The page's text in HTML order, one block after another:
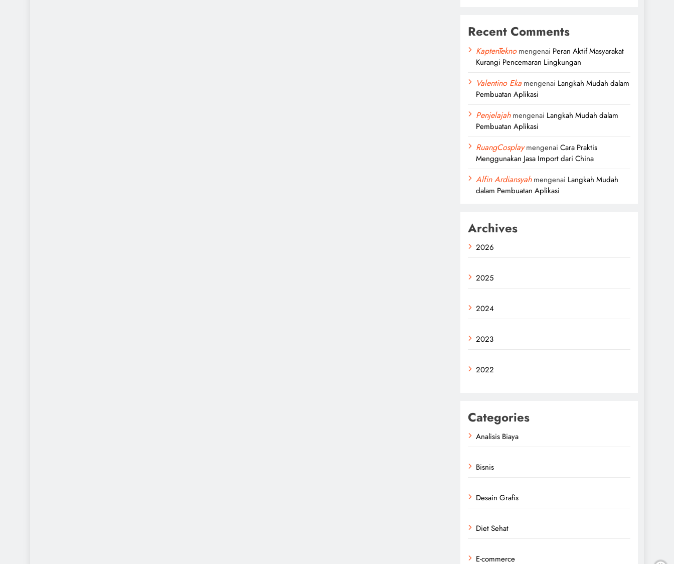
Recent Comments
KaptenTeknomengenai Peran Aktif Masyarakat
Kurangi Pencemaran Lingkungan
Valentino Eka mengenai Langkah Mudah dalam
Pembuatan Aplikasi
Penjelajahmengenai Langkah Mudah dalam
Pembuatan Aplikasi
RuangCosplaymengenai Cara Praktis
Menggunakan Jasa Import dari China
Alfin Ardiansyahmengenai Langkah Mudah
dalam Pembuatan Aplikasi
Archives
2026
2025
2024
2023
2022
Categories
Analisis Biaya
Bisnis
Desain Grafis
Diet Sehat
E-commerce